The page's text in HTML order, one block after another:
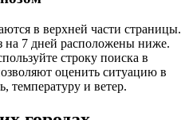
в верхней части страницы.
на 7 дней расположены ниже.
строку поиска в
оценить ситуацию в
температуру и ветер.